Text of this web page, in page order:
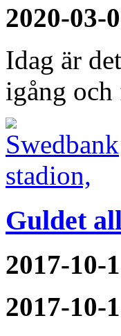
2020-03-
Idag är
igång
Guldet
2017-10-
2017-10-